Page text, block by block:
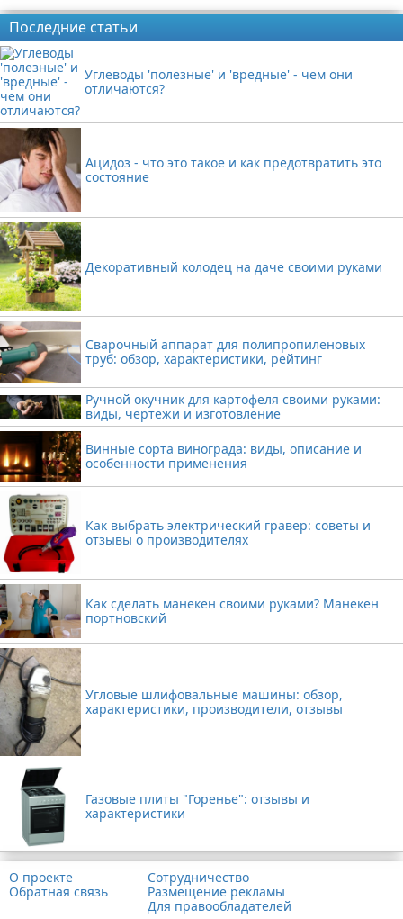
Последние статьи
Углеводы 'полезные' и 'вредные' - чем они
отличаются?
Ацидоз - что это такое и как предотвратить это
состояние
Декоративный колодец на даче своими руками
Сварочный аппарат для полипропиленовых
труб: обзор, характеристики, рейтинг
Ручной окучник для картофеля своими руками:
виды, чертежи и изготовление
Винные сорта винограда: виды, описание и
особенности применения
Как выбрать электрический гравер: советы и
отзывы о производителях
Как сделать манекен своими руками? Манекен
портновский
Угловые шлифовальные машины: обзор,
характеристики, производители, отзывы
Газовые плиты "Горенье": отзывы и
характеристики
О проекте
Обратная связь
Сотрудничество
Размещение рекламы
Для правообладателей